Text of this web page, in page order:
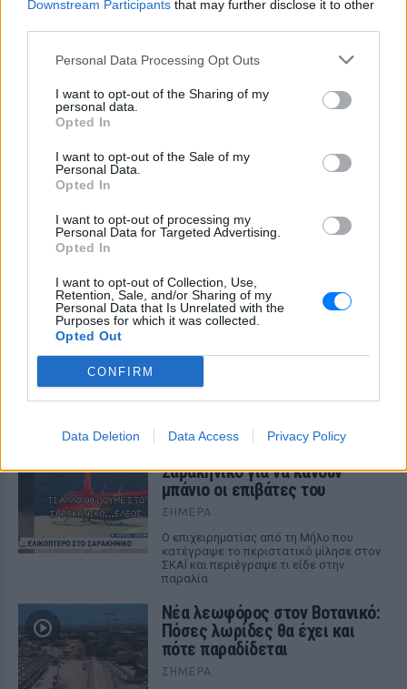
Downstream Participants that may further disclose it to other
Personal Data Processing Opt Outs
I want to opt-out of the Sharing of my
personal data.
Opted In
I want to opt-out of the Sale of my
Personal Data.
Opted In
I want to opt-out of processing my
Personal Data for Targeted Advertising.
Opted In
I want to opt-out of Collection, Use,
Retention, Sale, and/or Sharing of my
Personal Data that Is Unrelated with the
Purposes for which it was collected.
Opted Out
CONFIRM
Data Deletion Data Access Privacy Policy
λουόμενους στη Μήλο:
Παρέμβαση εισαγγελέα μετά το
ΣΉΜΕΡΑ
Κινητοποιήθηκαν η Υπηρεσία Πολιτικής
Αεροπορίας, η αστυνομία και ο
Χούθι χτύπησαν Aramco, Ιράν σκληραίνει τους
όρους για τα Στενά του Ορμούζ
Πυρκαγιά στο διυλιστήριο της Τζαζάν μετά από επίθεση
drone - Η Τεχεράνη απαιτεί αποχώρηση αμερικανικών
δυνάμεων, άρση κυρώσεων και αποζημιώσεις πριν ανοίξει η
κρίσιμη θαλάσσια δίοδος
ΣΉΜΕΡΑ
Σαρακήνικο για να κάνουν
μπάνιο οι επιβάτες του
ΣΉΜΕΡΑ
Ο επιχειρηματίας από τη Μήλο που
κατέγραψε το περιστατικό μίλησε στον
ΣΚΑΪ και περιέγραψε τι είδε στην
παραλία
Νέα λεωφόρος στον Βοτανικό:
Πόσες λωρίδες θα έχει και
πότε παραδίδεται
ΣΉΜΕΡΑ